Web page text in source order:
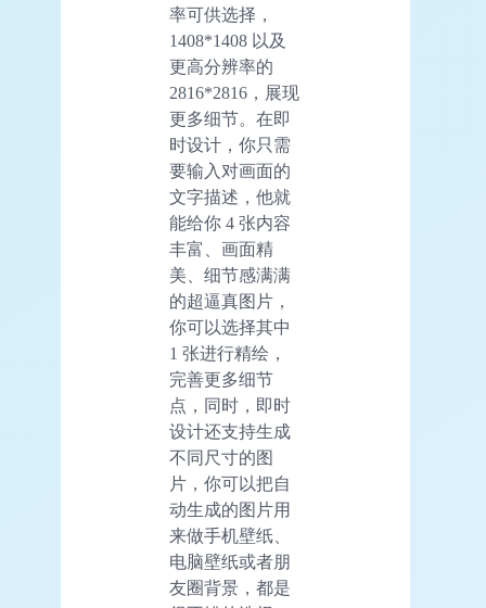
率可供选择，
1408*1408 以及
更高分辨率的
2816*2816，展现
更多细节。在即
时设计，你只需
要输入对画面的
文字描述，他就
能给你 4 张内容
丰富、画面精
美、细节感满满
的超逼真图片，
你可以选择其中
1 张进行精绘，
完善更多细节
点，同时，即时
设计还支持生成
不同尺寸的图
片，你可以把自
动生成的图片用
来做手机壁纸、
电脑壁纸或者朋
友圈背景，都是